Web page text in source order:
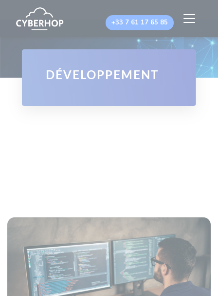
Panneau de gestion des cookies
DÉVELOPPEMENT
+33 7 61 17 65 85